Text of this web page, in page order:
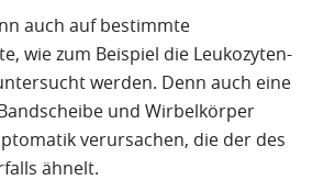
auch auf bestimmte
wie zum Beispiel die Leukozyten-
werden. Denn auch eine
und Wirbelkörper
verursachen, die der des
ähnelt.